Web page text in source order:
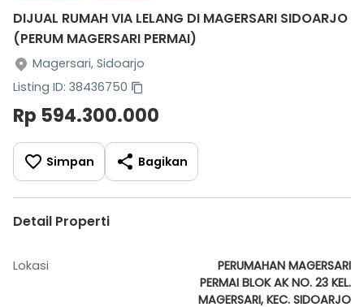
DIJUAL RUMAH VIA LELANG DI MAGERSARI SIDOARJO
(PERUM MAGERSARI PERMAI)
Magersari, Sidoarjo
Listing ID: 38436750
Rp 594.300.000
Simpan Bagikan
Detail Properti
Lokasi
PERUMAHAN MAGERSARI
PERMAI BLOK AK NO. 23 KEL.
MAGERSARI, KEC. SIDOARJO